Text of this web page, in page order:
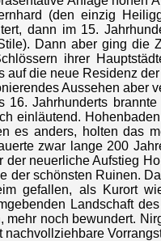
(den einzig
dann im 15.
Dann aber ging die
ihrer
auf die neue Residenz
Aussehen aber
Jahrhunderts brannte
einläutend.
es anders, holten das
zwar lange 200
der neuerliche Aufstieg
der schönsten Ruinen.
gefallen, als Kurort
Landschaft
mehr noch bewundert.